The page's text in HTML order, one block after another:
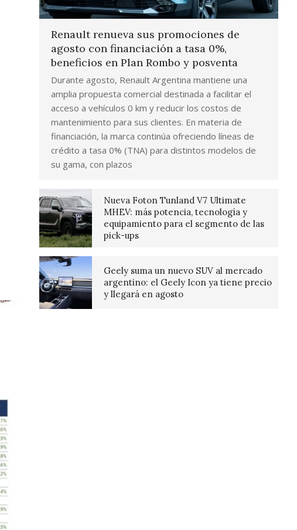
Renault renueva sus promociones de
agosto con financiación a tasa 0%,
beneficios en Plan Rombo y posventa
Durante agosto, Renault Argentina mantiene una
amplia propuesta comercial destinada a facilitar el
acceso a vehículos 0 km y reducir los costos de
mantenimiento para sus clientes. En materia de
financiación, la marca continúa ofreciendo líneas de
crédito a tasa 0% (TNA) para distintos modelos de
su gama, con plazos
Nueva Foton Tunland V7 Ultimate
MHEV: más potencia, tecnología y
equipamiento para el segmento de las
pick-ups
Geely suma un nuevo SUV al mercado
argentino: el Geely Icon ya tiene precio
y llegará en agosto